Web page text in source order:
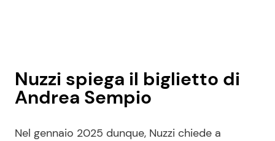
Nuzzi spiega il biglietto di
Andrea Sempio
Nel gennaio 2025 dunque, Nuzzi chiede a